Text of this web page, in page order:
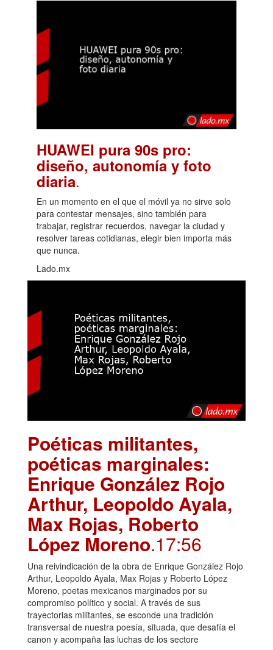
HUAWEI pura 90s pro:
diseño, autonomía y foto
diaria.
En un momento en el que el móvil ya no sirve solo
para contestar mensajes, sino también para
trabajar, registrar recuerdos, navegar la ciudad y
resolver tareas cotidianas, elegir bien importa más
que nunca.
Lado.mx
Poéticas militantes,
poéticas marginales:
Enrique González Rojo
Arthur, Leopoldo Ayala,
Max Rojas, Roberto
López Moreno.17:56
Una reivindicación de la obra de Enrique González Rojo
Arthur, Leopoldo Ayala, Max Rojas y Roberto López
Moreno, poetas mexicanos marginados por su
compromiso político y social. A través de sus
trayectorias militantes, se esconde una tradición
transversal de nuestra poesía, situada, que desafía el
canon y acompaña las luchas de los sectore